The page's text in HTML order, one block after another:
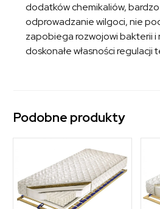
dodatków chemikaliów,
odprowadzanie wilgoci, nie
zapobiega rozwojowi bakterii i
doskonałe własności regulacji
Podobne produkty